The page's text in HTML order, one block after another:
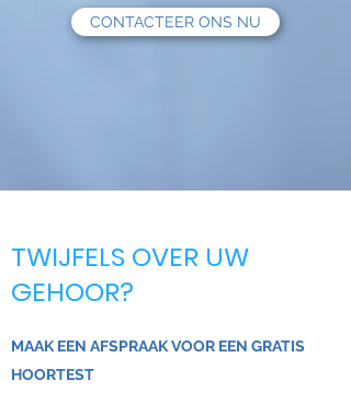
CONTACTEER ONS NU
TWIJFELS OVER UW
GEHOOR?
MAAK EEN AFSPRAAK VOOR EEN GRATIS
HOORTEST